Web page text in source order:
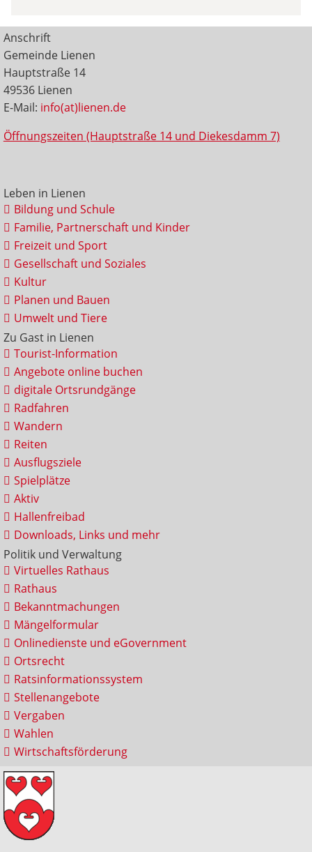
Anschrift
Gemeinde Lienen
Hauptstraße 14
49536 Lienen
E-Mail: info(at)lienen.de
Öffnungszeiten (Hauptstraße 14 und Diekesdamm 7)
Leben in Lienen
Bildung und Schule
Familie, Partnerschaft und Kinder
Freizeit und Sport
Gesellschaft und Soziales
Kultur
Planen und Bauen
Umwelt und Tiere
Zu Gast in Lienen
Tourist-Information
Angebote online buchen
digitale Ortsrundgänge
Radfahren
Wandern
Reiten
Ausflugsziele
Spielplätze
Aktiv
Hallenfreibad
Downloads, Links und mehr
Politik und Verwaltung
Virtuelles Rathaus
Rathaus
Bekanntmachungen
Mängelformular
Onlinedienste und eGovernment
Ortsrecht
Ratsinformationssystem
Stellenangebote
Vergaben
Wahlen
Wirtschaftsförderung